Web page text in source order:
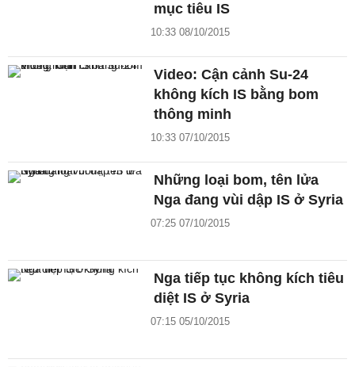
mục tiêu IS
10:33 08/10/2015
Video: Cận cảnh Su-24
không kích IS bằng bom
thông minh
10:33 07/10/2015
Những loại bom, tên lửa
Nga đang vùi dập IS ở Syria
07:25 07/10/2015
Nga tiếp tục không kích tiêu
diệt IS ở Syria
07:15 05/10/2015